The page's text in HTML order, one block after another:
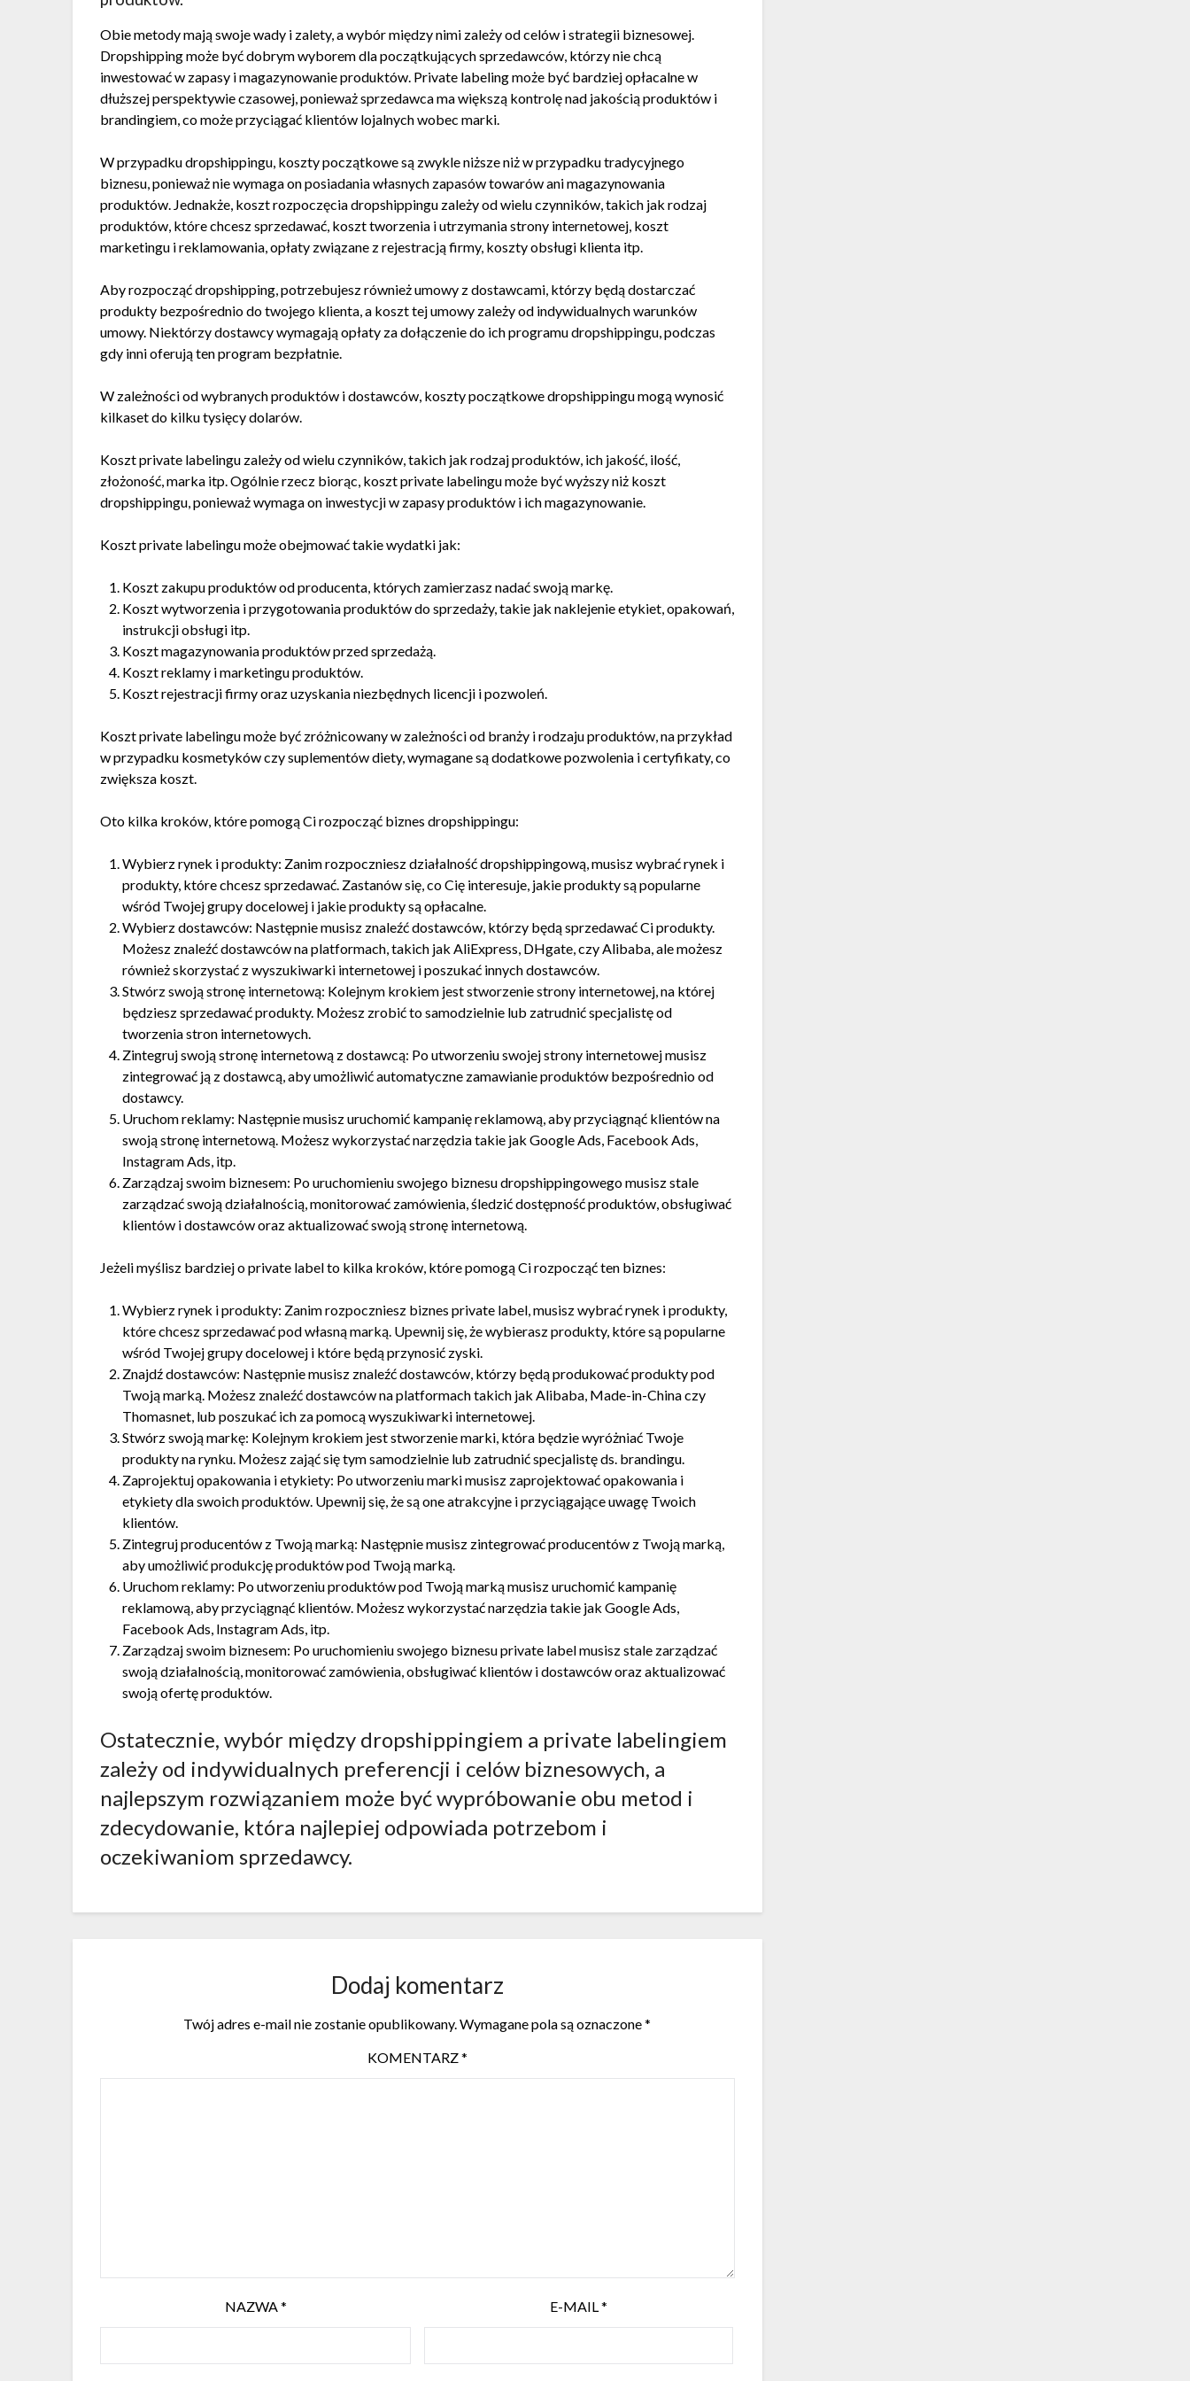
Obie metody mają swoje wady i zalety, a wybór między nimi zależy od celów i strategii biznesowej.
Dropshipping może być dobrym wyborem dla początkujących sprzedawców, którzy nie chcą
inwestować w zapasy i magazynowanie produktów. Private labeling może być bardziej opłacalne w
dłuższej perspektywie czasowej, ponieważ sprzedawca ma większą kontrolę nad jakością produktów i
brandingiem, co może przyciągać klientów lojalnych wobec marki.
W przypadku dropshippingu, koszty początkowe są zwykle niższe niż w przypadku tradycyjnego
biznesu, ponieważ nie wymaga on posiadania własnych zapasów towarów ani magazynowania
produktów. Jednakże, koszt rozpoczęcia dropshippingu zależy od wielu czynników, takich jak rodzaj
produktów, które chcesz sprzedawać, koszt tworzenia i utrzymania strony internetowej, koszt
marketingu i reklamowania, opłaty związane z rejestracją firmy, koszty obsługi klienta itp.
Aby rozpocząć dropshipping, potrzebujesz również umowy z dostawcami, którzy będą dostarczać
produkty bezpośrednio do twojego klienta, a koszt tej umowy zależy od indywidualnych warunków
umowy. Niektórzy dostawcy wymagają opłaty za dołączenie do ich programu dropshippingu, podczas
gdy inni oferują ten program bezpłatnie.
W zależności od wybranych produktów i dostawców, koszty początkowe dropshippingu mogą wynosić
kilkaset do kilku tysięcy dolarów.
Koszt private labelingu zależy od wielu czynników, takich jak rodzaj produktów, ich jakość, ilość,
złożoność, marka itp. Ogólnie rzecz biorąc, koszt private labelingu może być wyższy niż koszt
dropshippingu, ponieważ wymaga on inwestycji w zapasy produktów i ich magazynowanie.
Koszt private labelingu może obejmować takie wydatki jak:
Koszt zakupu produktów od producenta, których zamierzasz nadać swoją markę.
Koszt wytworzenia i przygotowania produktów do sprzedaży, takie jak naklejenie etykiet, opakowań,
instrukcji obsługi itp.
Koszt magazynowania produktów przed sprzedażą.
Koszt reklamy i marketingu produktów.
Koszt rejestracji firmy oraz uzyskania niezbędnych licencji i pozwoleń.
Koszt private labelingu może być zróżnicowany w zależności od branży i rodzaju produktów, na przykład
w przypadku kosmetyków czy suplementów diety, wymagane są dodatkowe pozwolenia i certyfikaty, co
zwiększa koszt.
Oto kilka kroków, które pomogą Ci rozpocząć biznes dropshippingu:
Wybierz rynek i produkty: Zanim rozpoczniesz działalność dropshippingową, musisz wybrać rynek i
produkty, które chcesz sprzedawać. Zastanów się, co Cię interesuje, jakie produkty są popularne
wśród Twojej grupy docelowej i jakie produkty są opłacalne.
Wybierz dostawców: Następnie musisz znaleźć dostawców, którzy będą sprzedawać Ci produkty.
Możesz znaleźć dostawców na platformach, takich jak AliExpress, DHgate, czy Alibaba, ale możesz
również skorzystać z wyszukiwarki internetowej i poszukać innych dostawców.
Stwórz swoją stronę internetową: Kolejnym krokiem jest stworzenie strony internetowej, na której
będziesz sprzedawać produkty. Możesz zrobić to samodzielnie lub zatrudnić specjalistę od
tworzenia stron internetowych.
Zintegruj swoją stronę internetową z dostawcą: Po utworzeniu swojej strony internetowej musisz
zintegrować ją z dostawcą, aby umożliwić automatyczne zamawianie produktów bezpośrednio od
dostawcy.
Uruchom reklamy: Następnie musisz uruchomić kampanię reklamową, aby przyciągnąć klientów na
swoją stronę internetową. Możesz wykorzystać narzędzia takie jak Google Ads, Facebook Ads,
Instagram Ads, itp.
Zarządzaj swoim biznesem: Po uruchomieniu swojego biznesu dropshippingowego musisz stale
zarządzać swoją działalnością, monitorować zamówienia, śledzić dostępność produktów, obsługiwać
klientów i dostawców oraz aktualizować swoją stronę internetową.
Jeżeli myślisz bardziej o private label to kilka kroków, które pomogą Ci rozpocząć ten biznes:
Wybierz rynek i produkty: Zanim rozpoczniesz biznes private label, musisz wybrać rynek i produkty,
które chcesz sprzedawać pod własną marką. Upewnij się, że wybierasz produkty, które są popularne
wśród Twojej grupy docelowej i które będą przynosić zyski.
Znajdź dostawców: Następnie musisz znaleźć dostawców, którzy będą produkować produkty pod
Twoją marką. Możesz znaleźć dostawców na platformach takich jak Alibaba, Made-in-China czy
Thomasnet, lub poszukać ich za pomocą wyszukiwarki internetowej.
Stwórz swoją markę: Kolejnym krokiem jest stworzenie marki, która będzie wyróżniać Twoje
produkty na rynku. Możesz zająć się tym samodzielnie lub zatrudnić specjalistę ds. brandingu.
Zaprojektuj opakowania i etykiety: Po utworzeniu marki musisz zaprojektować opakowania i
etykiety dla swoich produktów. Upewnij się, że są one atrakcyjne i przyciągające uwagę Twoich
klientów.
Zintegruj producentów z Twoją marką: Następnie musisz zintegrować producentów z Twoją marką,
aby umożliwić produkcję produktów pod Twoją marką.
Uruchom reklamy: Po utworzeniu produktów pod Twoją marką musisz uruchomić kampanię
reklamową, aby przyciągnąć klientów. Możesz wykorzystać narzędzia takie jak Google Ads,
Facebook Ads, Instagram Ads, itp.
Zarządzaj swoim biznesem: Po uruchomieniu swojego biznesu private label musisz stale zarządzać
swoją działalnością, monitorować zamówienia, obsługiwać klientów i dostawców oraz aktualizować
swoją ofertę produktów.
Ostatecznie, wybór między dropshippingiem a private labelingiem
zależy od indywidualnych preferencji i celów biznesowych, a
najlepszym rozwiązaniem może być wypróbowanie obu metod i
zdecydowanie, która najlepiej odpowiada potrzebom i
oczekiwaniom sprzedawcy.
Dodaj komentarz
Twój adres e-mail nie zostanie opublikowany. Wymagane pola są oznaczone*
KOMENTARZ*
NAZWA * E-MAIL *